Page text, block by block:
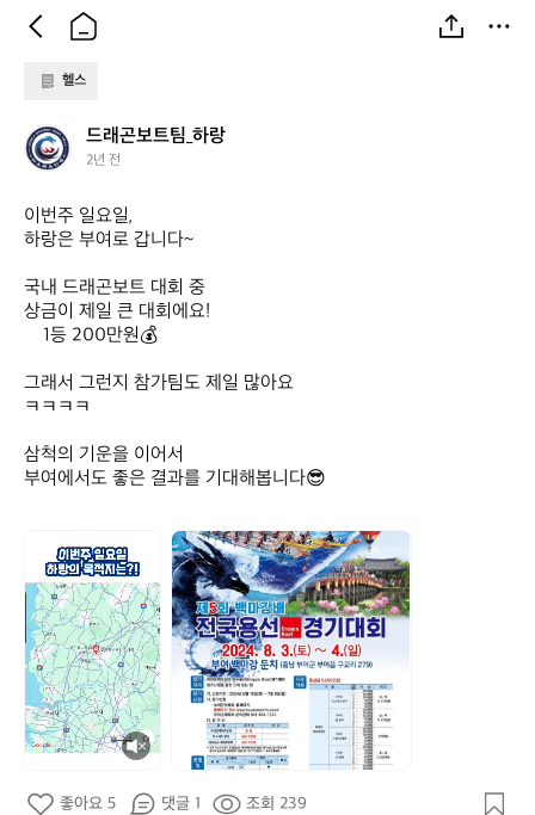
헬스
드
래
보
트
팀
_
하
랑
드래곤보트팀_하랑
2년 전
이번주 일요일,
하랑은 부여로 갑니다~
국내 드래곤보트 대회 중
상금이 제일 큰 대회에요!
그래서 그런지 참가팀도 제일 많아요
ㅋㅋㅋㅋ
삼척의 기운을 이어서
부여에서도 좋은 결과를 기대해봅니다😎
드
래
곤
보
트
팀
좋아요 5 댓글 1 조회 239